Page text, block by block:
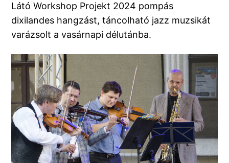
Látó Workshop Projekt 2024 pompás
dixilandes hangzást, táncolható jazz muzsikát
varázsolt a vasárnapi délutánba.